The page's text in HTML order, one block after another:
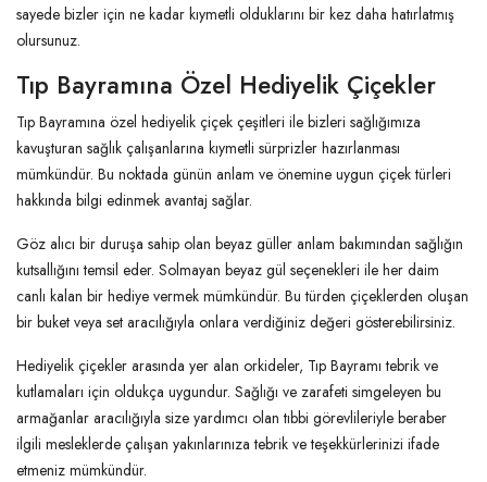
sayede bizler için ne kadar kıymetli olduklarını bir kez daha hatırlatmış
olursunuz.
Tıp Bayramına Özel Hediyelik Çiçekler
Tıp Bayramına özel hediyelik çiçek çeşitleri ile bizleri sağlığımıza
kavuşturan sağlık çalışanlarına kıymetli sürprizler hazırlanması
mümkündür. Bu noktada günün anlam ve önemine uygun çiçek türleri
hakkında bilgi edinmek avantaj sağlar.
Göz alıcı bir duruşa sahip olan beyaz güller anlam bakımından sağlığın
kutsallığını temsil eder. Solmayan beyaz gül seçenekleri ile her daim
canlı kalan bir hediye vermek mümkündür. Bu türden çiçeklerden oluşan
bir buket veya set aracılığıyla onlara verdiğiniz değeri gösterebilirsiniz.
Hediyelik çiçekler arasında yer alan orkideler, Tıp Bayramı tebrik ve
kutlamaları için oldukça uygundur. Sağlığı ve zarafeti simgeleyen bu
armağanlar aracılığıyla size yardımcı olan tıbbi görevlileriyle beraber
ilgili mesleklerde çalışan yakınlarınıza tebrik ve teşekkürlerinizi ifade
etmeniz mümkündür.